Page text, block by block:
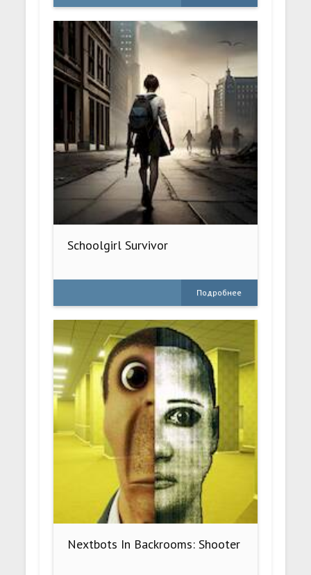
Schoolgirl Survivor
Подробнее
Nextbots In Backrooms: Shooter